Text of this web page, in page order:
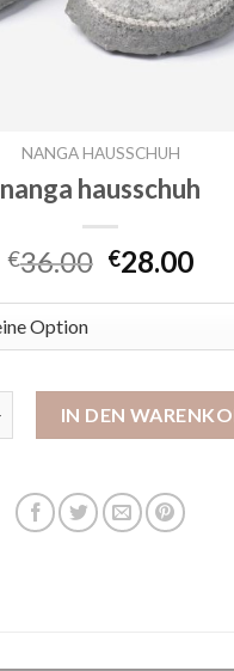
NANGA HAUSSCHUH
nanga hausschuh
€36.00 €28.00
IN DEN